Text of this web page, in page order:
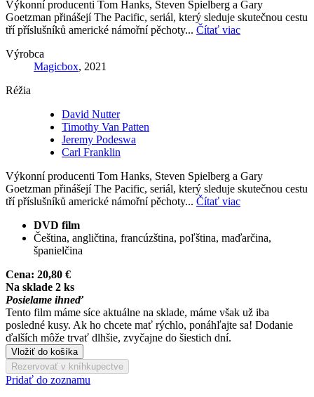
Výkonní producenti Tom Hanks, Steven Spielberg a Gary
Goetzman přinášejí The Pacific, seriál, který sleduje skutečnou cestu
tří příslušníků americké námořní pěchoty... Čítať viac
Výrobca
Magicbox, 2021
Réžia
David Nutter
Timothy Van Patten
Jeremy Podeswa
Carl Franklin
Výkonní producenti Tom Hanks, Steven Spielberg a Gary
Goetzman přinášejí The Pacific, seriál, který sleduje skutečnou cestu
tří příslušníků americké námořní pěchoty... Čítať viac
DVD film
Čeština, angličtina, francúzština, poľština, maďarčina,
španielčina
Cena: 20,80 €
Na sklade 2 ks
Posielame ihneď
Tento film máme síce aktuálne na sklade, máme však už iba
posledné kusy. Ak ho chcete mať rýchlo, ponáhľajte sa! Dodanie
ďalších môže trvať dlhšie, zvyčajne do šiestich dní.
Vložiť do košíka
Rezervovať v kníhkupectve
Pridať do zoznamu